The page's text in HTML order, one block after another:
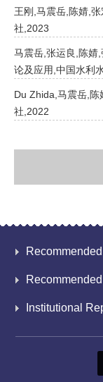
王刚,马震岳,陈婧,
社,2023
马震岳,张运良,陈婧
论及应用,中国水利
Du Zhida,马震岳,陈
社,2022
Institutional